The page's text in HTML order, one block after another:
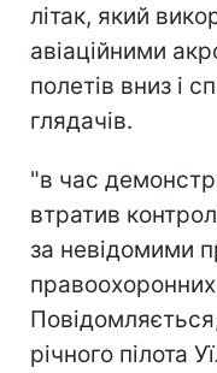
літак, який
авіаційними
полетів вниз і
глядачів.
"в час
втратив
за невідомими
річного пілота